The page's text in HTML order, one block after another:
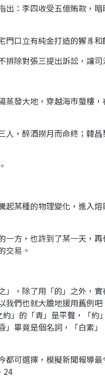
出：李四收受五億賄款，暗
門口立有純金打造的獬豸和
排除對張三提出訴訟，讓司
蒸發大地，穿越海市蜃樓，
人 ，醉酒撈月而命終；韓昌
起某種的物理變化，進入
一方，也許到了某一天，再
交易。
，除了用「的」之外，
我們也就大膽地援用舊例
」的「青」是平聲，「約
畢竟是個名詞，「白素
可選擇，模擬新聞報導
24